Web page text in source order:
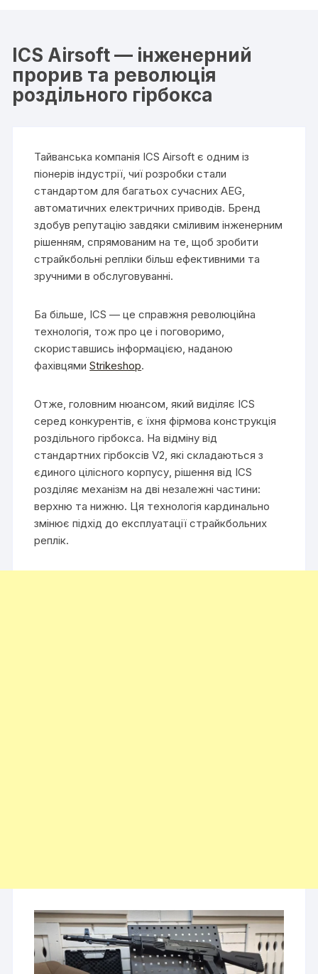
ICS Airsoft — інженерний
прорив та революція
роздільного гірбокса
Тайванська компанія ICS Airsoft є одним із
піонерів індустрії, чиї розробки стали
стандартом для багатьох сучасних AEG,
автоматичних електричних приводів. Бренд
здобув репутацію завдяки сміливим інженерним
рішенням, спрямованим на те, щоб зробити
страйкбольні репліки більш ефективними та
зручними в обслуговуванні.
Ба більше, ICS — це справжня революційна
технологія, тож про це і поговоримо,
скориставшись інформацією, наданою
фахівцямиStrikeshop.
Отже, головним нюансом, який виділяє ICS
серед конкурентів, є їхня фірмова конструкція
роздільного гірбокса. На відміну від
стандартних гірбоксів V2, які складаються з
єдиного цілісного корпусу, рішення від ICS
розділяє механізм на дві незалежні частини:
верхню та нижню. Ця технологія кардинально
змінює підхід до експлуатації страйкбольних
реплік.